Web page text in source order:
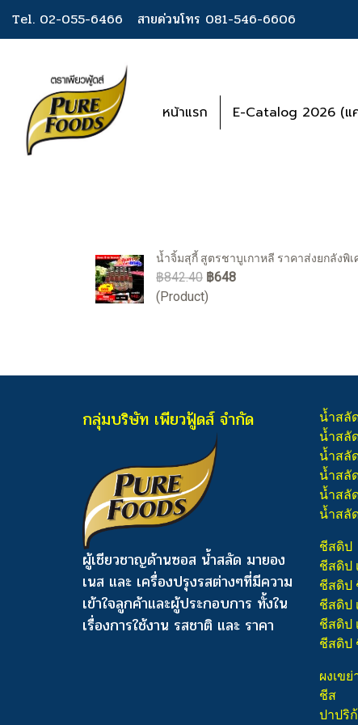
Tel. 02-055-6466 สายด่วนโทร 081-546-6606
หน้าแรก E-Catalog 2026 (แ
น้ำจิ้มสุกี้ สูตรชาบูเกาหลี ราคาส่งยกลังพิเ
฿842.40 ฿648
(Product)
กลุ่มบริษัท เพียวฟู้ดส์ จำกัด
ผู้เชียวชาญด้านซอส น้ำสลัด มายอง
เนส และ เครื่องปรุงรสต่างๆที่มีความ
เข้าใจลูกค้าและผู้ประกอบการ ทั้งใน
เรื่องการใช้งาน รสชาติ และ ราคา
น้ำสลั
น้ำสลั
น้ำสลั
น้ำสลั
น้ำสลั
น้ำสลั
ชีสดิป
ชีสดิป
ชีสดิป
ชีสดิป
ชีสดิป
ชีสดิป
ผงเขย่
ชีส
ปาปริ